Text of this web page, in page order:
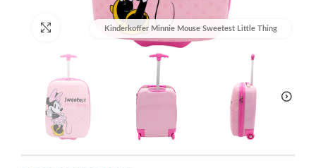
Kinderkoffer Minnie Mouse Sweetest Little Thing
Afbeelding vergroten